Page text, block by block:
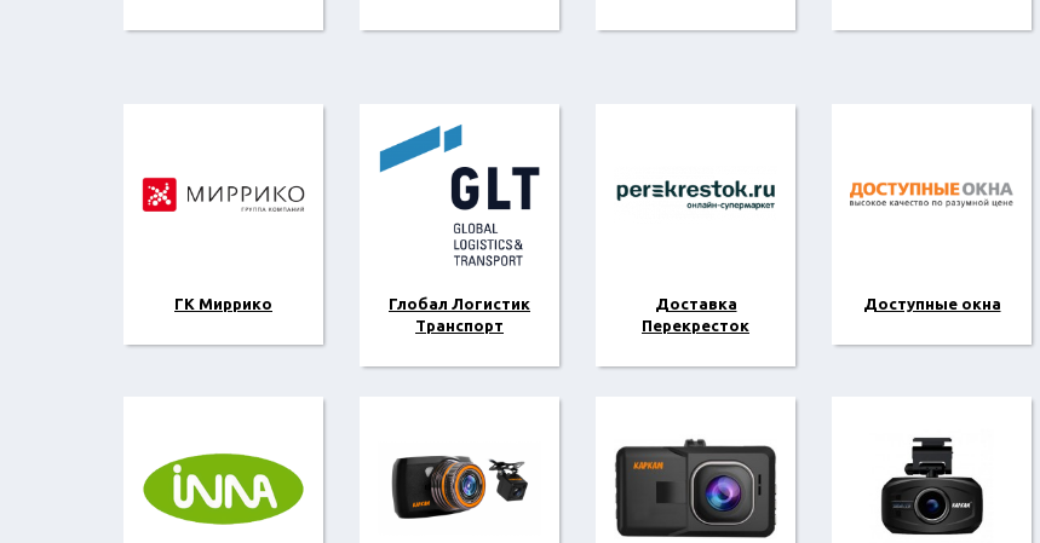
ГК Миррико
Глобал Логистик
Транспорт
Доставка
Перекресток
Доступные окна